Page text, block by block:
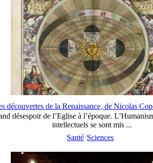
découvertes de la Renaissance, de Nicolas
désespoir de l’Eglise à l’époque.
intellectuels se sont mis ...
Santé Sciences